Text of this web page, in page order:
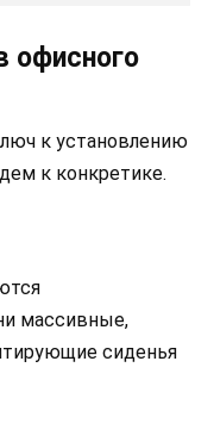
офисного
к установлению
к конкретике.
массивные,
сиденья